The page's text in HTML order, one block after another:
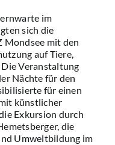
im
sich die
Mondsee mit den
auf Tiere,
Veranstaltung
Nächte für den
für einen
künstlicher
Exkursion durch
die
Umweltbildung im